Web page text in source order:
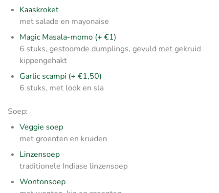
Kaaskroket
met salade en mayonaise
Magic Masala-momo (+ €1)
6 stuks, gestoomde dumplings, gevuld met gekruid
kippengehakt
Garlic scampi (+ €1,50)
6 stuks, met look en sla
Soep:
Veggie soep
met groenten en kruiden
Linzensoep
traditionele Indiase linzensoep
Wontonsoep